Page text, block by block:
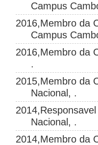
Campus
2016,Membro da
Campus
2016,Membro da
.
2015,Membro da
Nacional, .
Nacional, .
2014,Membro da